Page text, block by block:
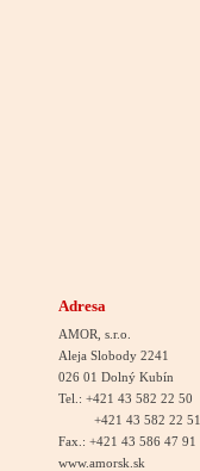
Adresa
AMOR, s.r.o.
Aleja Slobody 2241
026 01 Dolný Kubín
Tel.: +421 43 582 22 50
+421 43 582 22 51
Fax.: +421 43 586 47 91
www.amorsk.sk